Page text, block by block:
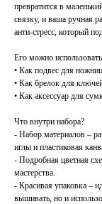
превратится в
связку, и ваша ручная
анти-стресс, который
Его можно
• Как подвес для
• Как брелок для
• Как аксессуар для
Что внутри набора?
- Набор материалов –
иглы и пластиковая
- Подробная цветная
мастерства.
- Красивая упаковка –
вышивать, но и